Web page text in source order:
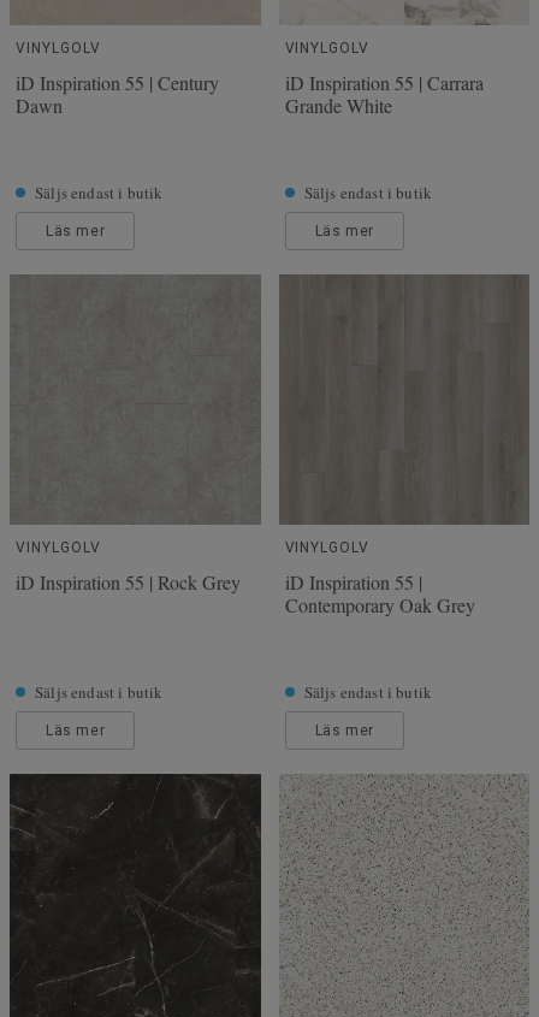
VINYLGOLV
iD Inspiration 55 | Century
Dawn
Säljs endast i butik
Läs mer
VINYLGOLV
iD Inspiration 55 | Carrara
Grande White
Säljs endast i butik
Läs mer
VINYLGOLV
iD Inspiration 55 | Rock Grey
Säljs endast i butik
Läs mer
VINYLGOLV
iD Inspiration 55 |
Contemporary Oak Grey
Säljs endast i butik
Läs mer